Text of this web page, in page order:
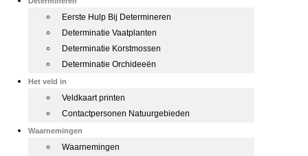
Eerste Hulp Bij Determineren
Determinatie Vaatplanten
Determinatie Korstmossen
Determinatie Orchideeën
Het veld in
Veldkaart printen
Contactpersonen Natuurgebieden
Waarnemingen
Waarnemingen